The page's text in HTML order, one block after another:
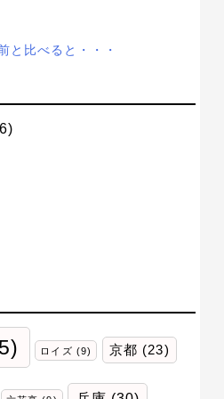
と比べると・・・
ロイズ (9) 京都 (23)